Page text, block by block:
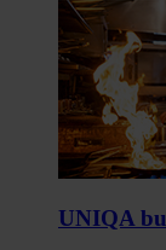
UNIQA